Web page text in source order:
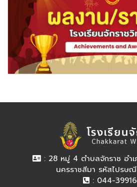
: 28 หมู่ 4 ตำบลจักราช อำ
นครราชสีมา รหัสไปรษ
: 044-